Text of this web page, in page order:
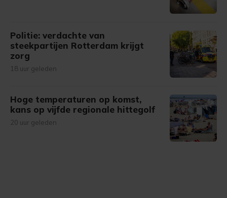
Politie: verdachte van
steekpartijen Rotterdam krijgt
zorg
18 uur geleden
Hoge temperaturen op komst,
kans op vijfde regionale hittegolf
20 uur geleden